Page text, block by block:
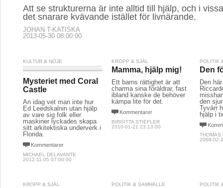
Att se strukturerna är inte alltid till hjälp, och i
det snarare kvävande istället för livnärande.
JOHAN T-KATISKA
2013-05-30 08:00:00
KULTUR & NÖJE
Mysteriet med Coral
Castle
Än idag vet man inte hur
Ed Leedskalnin utan hjälp
av vare sig folk eller
maskiner lyckades skapa
sitt arkitektiska underverk i
Florida.
Kommentarer
MICHAEL DELAVANTE
2012-11-05 07:00:00
KROPP & SJÄL
Mamma, hjälp mig!
Ett barns rättighet är att
charma sina föräldrar, fast
ibland kanske de behöver
kämpa lite för det.
Kommentarer
BIRGITTA STIEFLER
2010-01-21 23:13:00
POLITIK
Den
Den
den
Tyvärr
hjälp i
THOMAS
2008-02-
KROPP & SJÄL POLITIK & SAMHÄLLE POLITIK